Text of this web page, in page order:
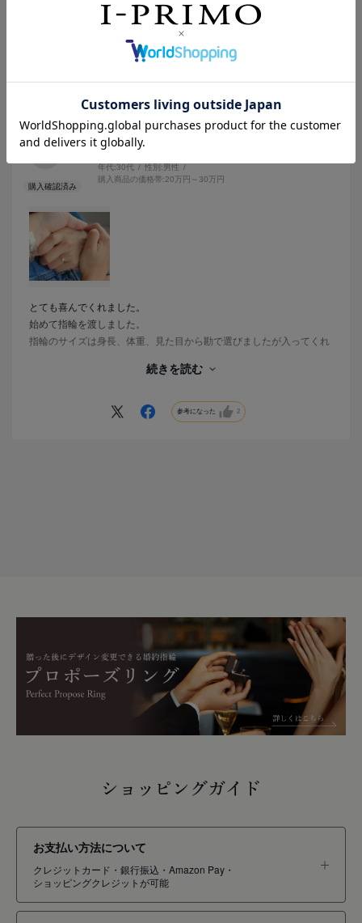
ありがとうございます
カラー：プラチナ
no name
年代:30代 性別:男性
購入商品の価格帯:20万円～30万円
とても喜んでくれました。
始めて指輪を渡しました。
指輪のサイズは身長、体重、見た目から勘で選びましたが入ってくれ
アフターでサイズ直しが無料だったので大変ありがたかったです。
着してくれました。
次の指輪もこちらを利用させていただきます。ありがとうございまし
続きを読む
参考になった 2
ショッピングガイド
お支払い方法について
クレジットカード・銀行振込・Amazon Pay・
ショッピングクレジットが可能